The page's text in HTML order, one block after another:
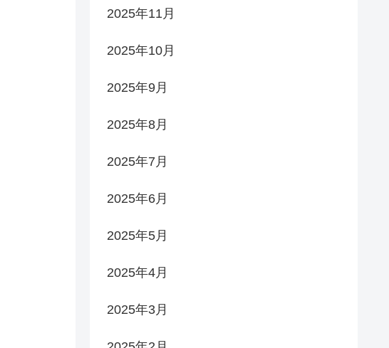
2025年11月
2025年10月
2025年9月
2025年8月
2025年7月
2025年6月
2025年5月
2025年4月
2025年3月